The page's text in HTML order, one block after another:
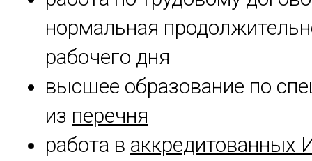
нормальная
рабочего дня
высшее образование по
из перечня
работа в аккредитованных